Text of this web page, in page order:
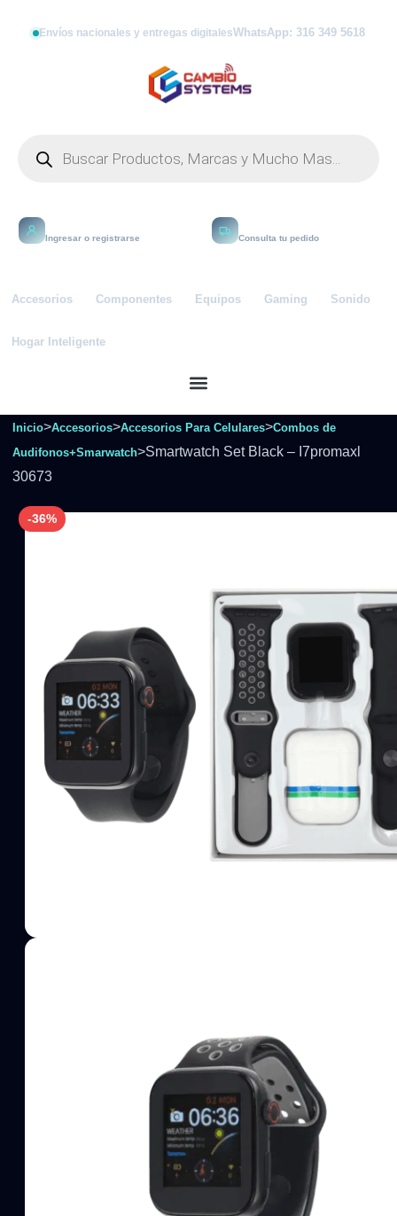
Envíos nacionales y entregas digitalesWhatsApp: 316 349 5618
Ingresar o registrarse Consulta tu pedido
Accesorios Componentes Equipos Gaming Sonido
Hogar Inteligente
Inicio>Accesorios>Accesorios Para Celulares>Combos de
Audifonos+Smarwatch>Smartwatch Set Black – I7promaxl
30673
-36%